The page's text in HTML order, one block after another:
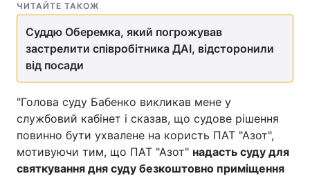
Здоров'я Туризм
Цікавинки Погода
Лонгріди
Відео з Youtube Статті
ЧИТАЙТЕ ТАКОЖ
Суддю Оберемка, який погрожував
застрелити співробітника ДАІ, відсторонили
від посади
"Голова суду Бабенко викликав мене у
службовий кабінет і сказав, що судове рішення
повинно бути ухвалене на користь ПАТ "Азот",
мотивуючи тим, що ПАТ "Азот" надасть суду для
святкування дня суду безкоштовно приміщення